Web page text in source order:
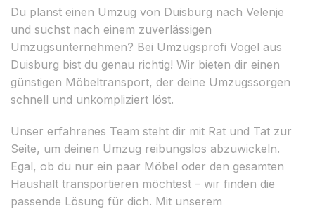
Du planst einen Umzug von Duisburg nach Velenje
und suchst nach einem zuverlässigen
Umzugsunternehmen? Bei Umzugsprofi Vogel aus
Duisburg bist du genau richtig! Wir bieten dir einen
günstigen Möbeltransport, der deine Umzugssorgen
schnell und unkompliziert löst.
Unser erfahrenes Team steht dir mit Rat und Tat zur
Seite, um deinen Umzug reibungslos abzuwickeln.
Egal, ob du nur ein paar Möbel oder den gesamten
Haushalt transportieren möchtest – wir finden die
passende Lösung für dich. Mit unserem